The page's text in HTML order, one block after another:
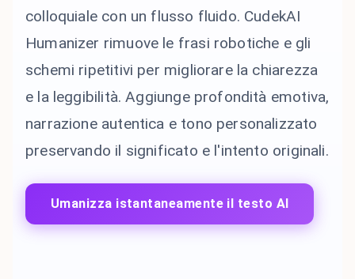
colloquiale con un flusso fluido. CudekAI
Humanizer rimuove le frasi robotiche e gli
schemi ripetitivi per migliorare la chiarezza
e la leggibilità. Aggiunge profondità emotiva,
narrazione autentica e tono personalizzato
preservando il significato e l'intento originali.
Umanizza istantaneamente il testo AI